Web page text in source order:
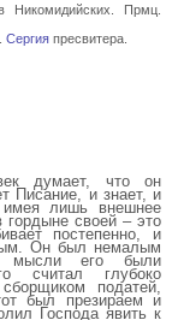
Никомидийских. Прмц.
Сергияпресвитера.
думает, что он
Писание, и знает, и
лишь внешнее
гордыне своей – это
постепенно, и
Он был немалым
мысли его были
считал глубоко
податей,
был презираем и
Господа явить к